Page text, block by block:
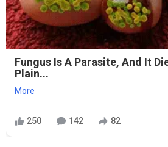
Fungus Is A Parasite, And It
Plain...
More
250 142 82